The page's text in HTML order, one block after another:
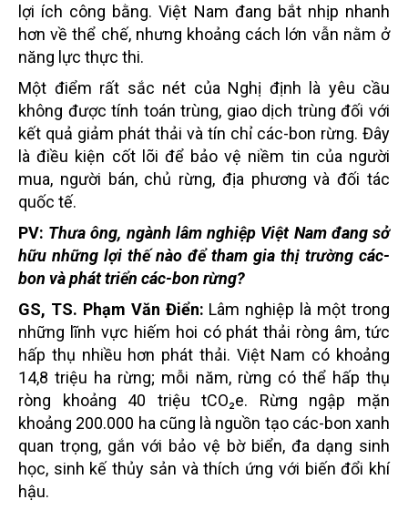
lợi ích công bằng. Việt Nam đang bắt nhịp nhanh
hơn về thể chế, nhưng khoảng cách lớn vẫn nằm ở
năng lực thực thi.
Một điểm rất sắc nét của Nghị định là yêu cầu
không được tính toán trùng, giao dịch trùng đối với
kết quả giảm phát thải và tín chỉ các-bon rừng. Đây
là điều kiện cốt lõi để bảo vệ niềm tin của người
mua, người bán, chủ rừng, địa phương và đối tác
quốc tế.
PV: Thưa ông, ngành lâm nghiệp Việt Nam đang sở
hữu những lợi thế nào để tham gia thị trường các-
bon và phát triển các-bon rừng?
GS, TS. Phạm Văn Điển: Lâm nghiệp là một trong
những lĩnh vực hiếm hoi có phát thải ròng âm, tức
hấp thụ nhiều hơn phát thải. Việt Nam có khoảng
14,8 triệu ha rừng; mỗi năm, rừng có thể hấp thụ
ròng khoảng 40 triệu tCO₂e. Rừng ngập mặn
khoảng 200.000 ha cũng là nguồn tạo các-bon xanh
quan trọng, gắn với bảo vệ bờ biển, đa dạng sinh
học, sinh kế thủy sản và thích ứng với biến đổi khí
hậu.